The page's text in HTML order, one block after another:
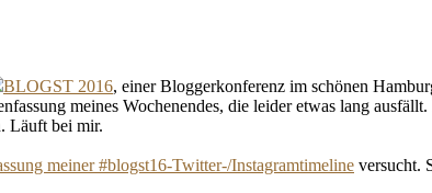
BLOGST 2016, einer Bloggerkonferenz im schönen
meines Wochenendes, die leider etwas lang
Läuft bei mir.
meiner #blogst16-Twitter-/Instagramtimeline versucht.